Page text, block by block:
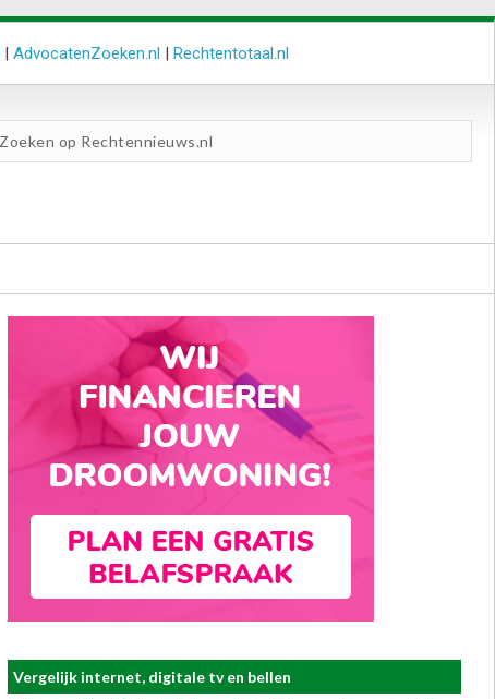
| AdvocatenZoeken.nl | Rechtentotaal.nl
Vergelijk internet, digitale tv en bellen